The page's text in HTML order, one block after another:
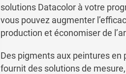
solutions Datacolor à votre
vous pouvez augmenter
production et économiser de
Des pigments aux peintures
fournit des solutions de